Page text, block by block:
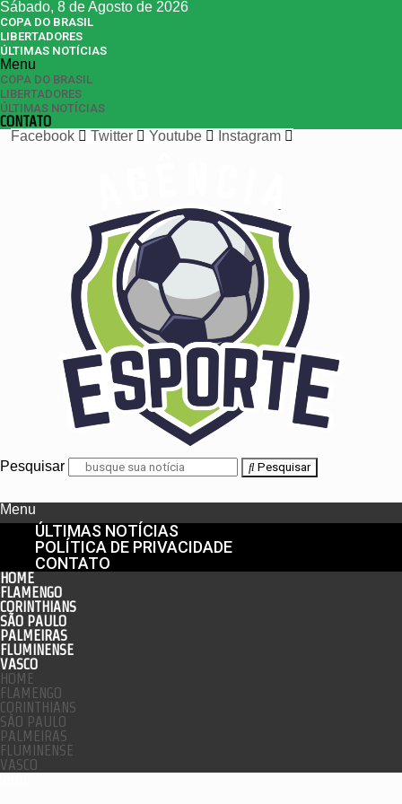
Sábado, 8 de Agosto de 2026
COPA DO BRASIL
LIBERTADORES
ÚLTIMAS NOTÍCIAS
Menu
COPA DO BRASIL
LIBERTADORES
ÚLTIMAS NOTÍCIAS
CONTATO
Facebook
Twitter Youtube Instagram
Pesquisar Pesquisar
Menu
ÚLTIMAS NOTÍCIAS
POLÍTICA DE PRIVACIDADE
CONTATO
HOME
FLAMENGO
CORINTHIANS
SÃO PAULO
PALMEIRAS
FLUMINENSE
VASCO
HOME
FLAMENGO
CORINTHIANS
SÃO PAULO
PALMEIRAS
FLUMINENSE
VASCO